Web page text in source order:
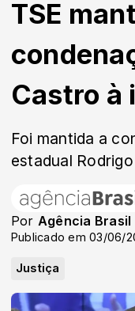
TSE
Castro à
Foi mantida a
estadual
Por Agência Brasil
Publicado em 03/06/
Justiça